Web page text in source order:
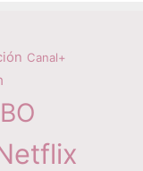
Canal+